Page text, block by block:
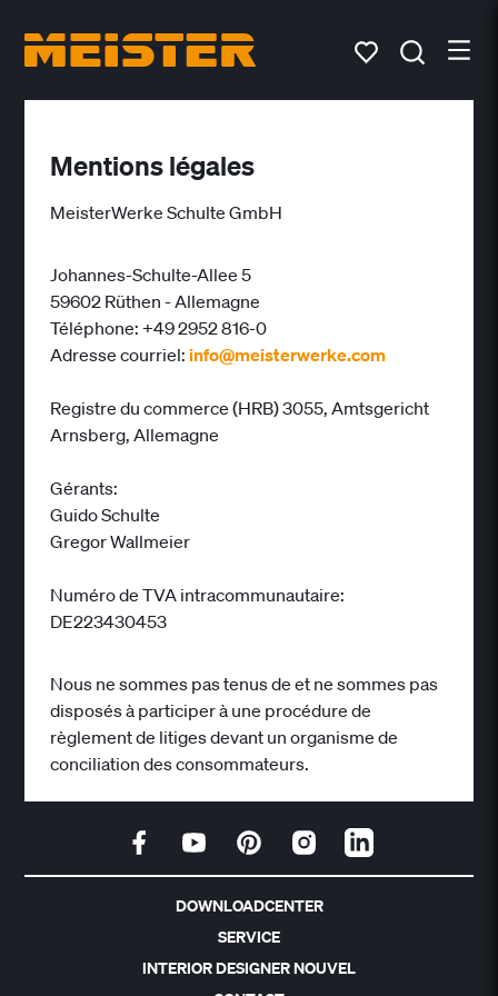
Mentions légales
MeisterWerke Schulte GmbH
Johannes-Schulte-Allee 5
59602 Rüthen - Allemagne
Téléphone: +49 2952 816-0
Adresse courriel: info@meisterwerke.com
Registre du commerce (HRB) 3055, Amtsgericht
Arnsberg, Allemagne
Gérants:
Guido Schulte
Gregor Wallmeier
Numéro de TVA intracommunautaire:
DE223430453
Nous ne sommes pas tenus de et ne sommes pas
disposés à participer à une procédure de
règlement de litiges devant un organisme de
conciliation des consommateurs.
DOWNLOADCENTER
SERVICE
INTERIOR DESIGNER NOUVEL